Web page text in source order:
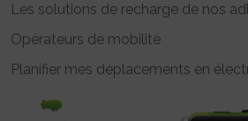
Les solutions de recharge de nos
Opérateurs de mobilité
Planifier mes déplacements en